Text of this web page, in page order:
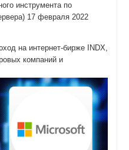
инструмента по
17 февраля 2022
на интернет-бирже INDX,
компаний и